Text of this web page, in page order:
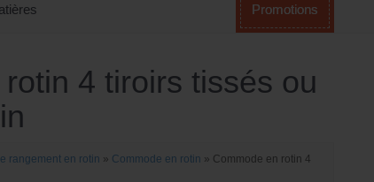
Promotions
4 tiroirs tissés ou
rangement en rotin » Commode en rotin » Commode en rotin 4